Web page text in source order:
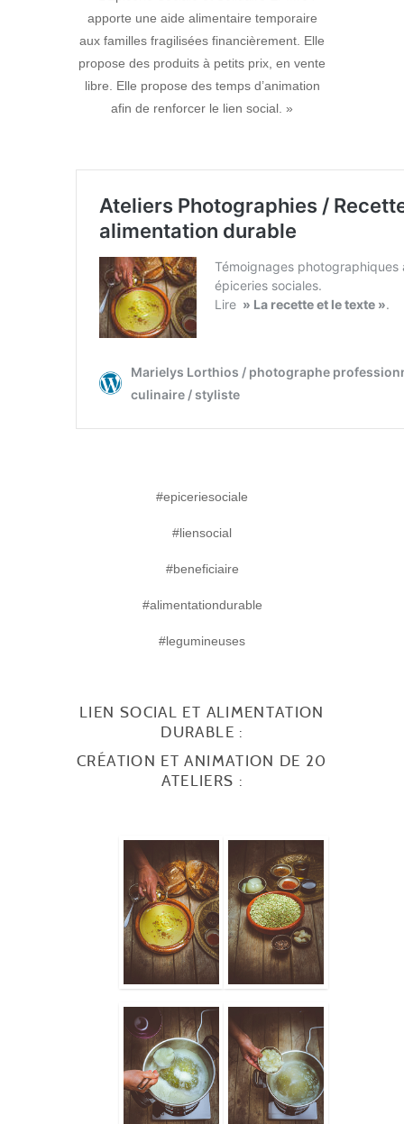
apporte une aide alimentaire temporaire
aux familles fragilisées financièrement. Elle
propose des produits à petits prix, en vente
libre. Elle propose des temps d’animation
afin de renforcer le lien social. »
#epiceriesociale
#liensocial
#beneficiaire
#alimentationdurable
#legumineuses
LIEN SOCIAL ET ALIMENTATION
DURABLE :
CRÉATION ET ANIMATION DE 20
ATELIERS :